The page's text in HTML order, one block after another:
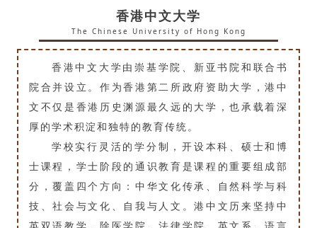
香港中文大学
The Chinese University of Hong Kong
香港中文大学由崇基学院、新亚书院和联合书
院合并设立。作为香港第二所政府资助大学，港中
文不仅是香港历史渊源最久远的大学，也承载着深
厚的学术积淀和独特的教育传统。
学校实行灵活的学分制，开设本科、硕士和博
士课程，学士阶段的通识教育是课程的重要组成部
分，覆盖四个方向：中华文化传承、自然科学与科
技、社会与文化、自我与人文。港中文历来坚持中